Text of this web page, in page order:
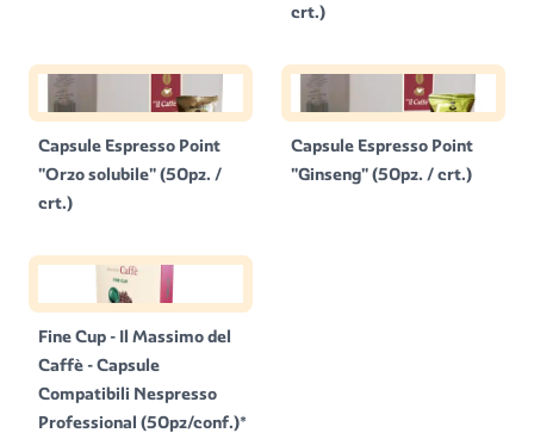
crt.)
Capsule Espresso Point
"Orzo solubile" (50pz. /
crt.)
Capsule Espresso Point
"Ginseng" (50pz. / crt.)
Fine Cup - Il Massimo del
Caffè - Capsule
Compatibili Nespresso
Professional (50pz/conf.)*